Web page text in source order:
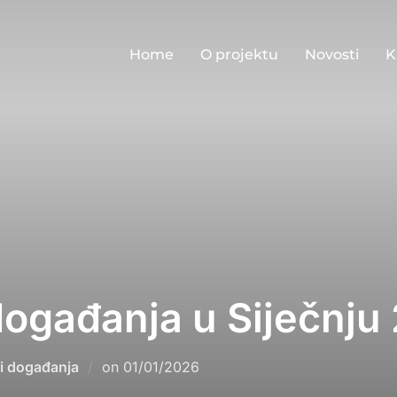
Home O projektu Novosti
u Siječnju
događanja on Posted
01/01/2026